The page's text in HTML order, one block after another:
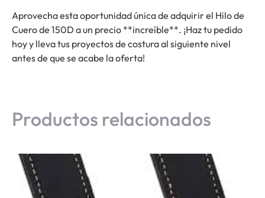
Aprovecha esta oportunidad única de adquirir el Hilo de
Cuero de 150D a un precio **increíble**. ¡Haz tu pedido
hoy y lleva tus proyectos de costura al siguiente nivel
antes de que se acabe la oferta!
Productos relacionados